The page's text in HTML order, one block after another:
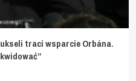
traci wsparcie Orbána.